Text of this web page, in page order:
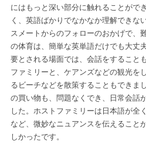
にはもっと深い部分に触れることがで
く、英語ばかりでなかなか理解できな
スメートからのフォローのおかげで、
の体育は、簡単な英単語だけでも大丈
要とされる場面では、会話をすること
ファミリーと、ケアンズなどの観光を
るビーチなどを散策することもできま
の買い物も、問題なくでき、日常会話
した。ホストファミリーは日本語が全
など、微妙なニュアンスを伝えること
しかったです。